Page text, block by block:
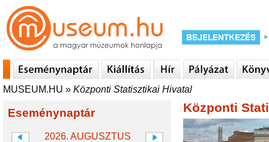
MUSEUM.HU » Központi Statisztikai Hivatal
Eseménynaptár
2026. AUGUSZTUS
Központi